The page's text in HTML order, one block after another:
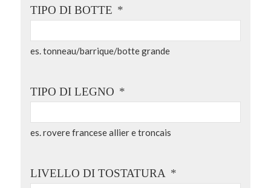
TIPO DI BOTTE *
es. tonneau/barrique/botte grande
TIPO DI LEGNO *
es. rovere francese allier e troncais
LIVELLO DI TOSTATURA *